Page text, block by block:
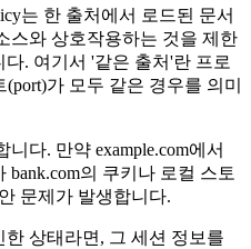
는 한 출처에서 로드된 문서
스와 상호작용하는 것을 제한
. 여기서 '같은 출처'란 프로
(port)가 모두 같은 경우를 의미
다. 만약 example.com에서
의 쿠키나 로컬 스토
문제가 발생합니다.
상태라면, 그 세션 정보를